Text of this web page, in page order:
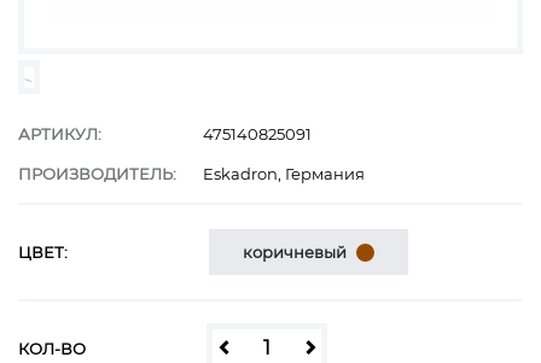
АРТИКУЛ: 475140825091
ПРОИЗВОДИТЕЛЬ: Eskadron, Германия
ЦВЕТ: коричневый
КОЛ-ВО